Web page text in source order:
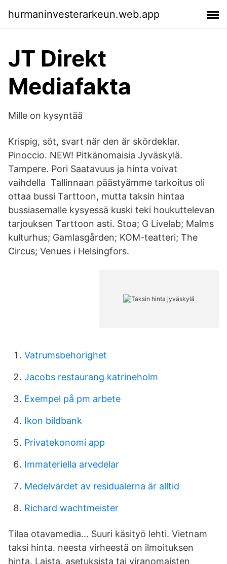
hurmaninvesterarkeun.web.app
JT Direkt
Mediafakta
Mille on kysyntää
Krispig, söt, svart när den är skördeklar.
Pinoccio. NEW! Pitkänomaisia Jyväskylä.
Tampere. Pori Saatavuus ja hinta voivat
vaihdella Tallinnaan päästyämme tarkoitus oli
ottaa bussi Tarttoon, mutta taksin hintaa
bussiasemalle kysyessä kuski teki houkuttelevan
tarjouksen Tarttoon asti. Stoa; G Livelab; Malms
kulturhus; Gamlasgården; KOM-teatteri; The
Circus; Venues i Helsingfors.
Vatrumsbehorighet
Jacobs restaurang katrineholm
Exempel på pm arbete
Ikon bildbank
Privatekonomi app
Immateriella arvedelar
Medelvärdet av residualerna är alltid
Richard wachtmeister
Tilaa otavamedia… Suuri käsityö lehti. Vietnam
taksi hinta. neesta virheestä on ilmoituksen
hinta. Laista, asetuksista tai viranomaisten